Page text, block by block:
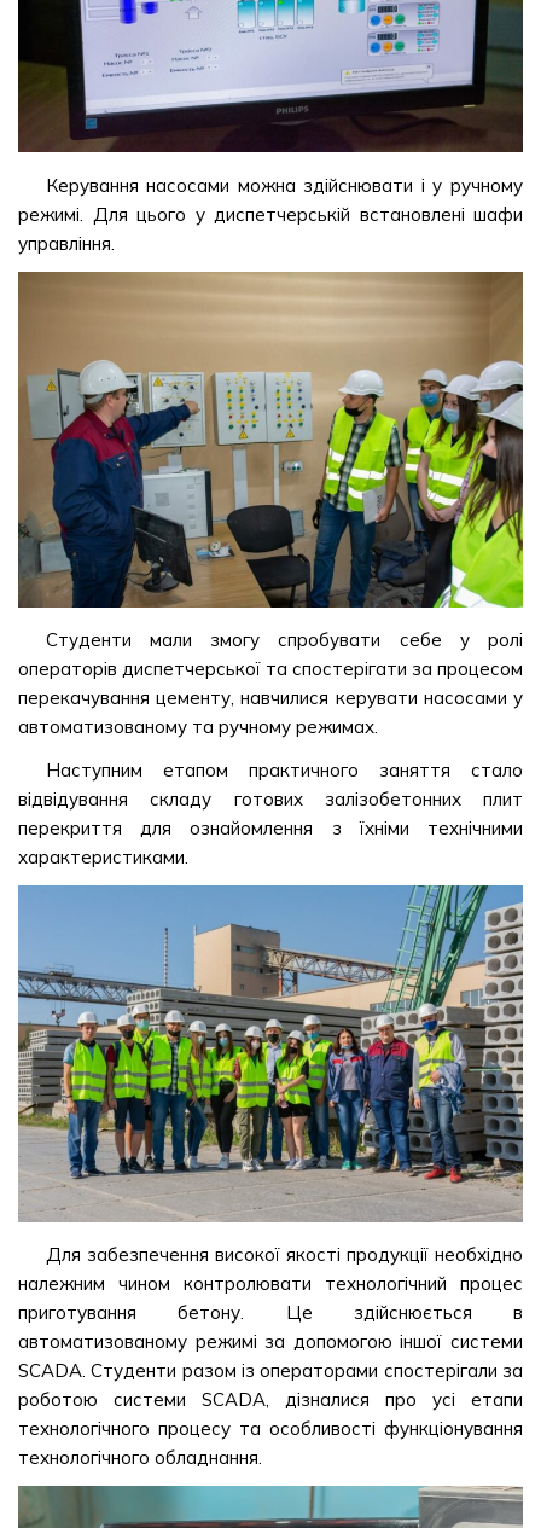
Керування насосами можна здійснювати і у ручному
режимі. Для цього у диспетчерській встановлені шафи
управління.
Студенти мали змогу спробувати себе у ролі
операторів диспетчерської та спостерігати за процесом
перекачування цементу, навчилися керувати насосами у
автоматизованому та ручному режимах.
Наступним етапом практичного заняття стало
відвідування складу готових залізобетонних плит
перекриття для ознайомлення з їхніми технічними
характеристиками.
Для забезпечення високої якості продукції необхідно
належним чином контролювати технологічний процес
приготування бетону. Це здійснюється в
автоматизованому режимі за допомогою іншої системи
SCADA. Студенти разом із операторами спостерігали за
роботою системи SCADA, дізналися про усі етапи
технологічного процесу та особливості функціонування
технологічного обладнання.